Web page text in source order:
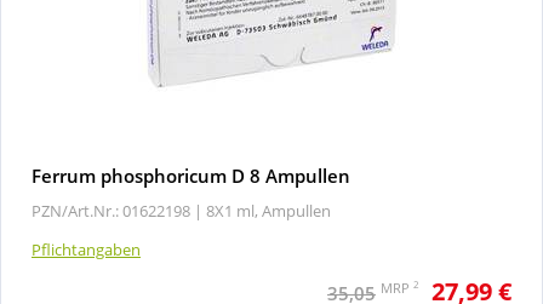
Ferrum phosphoricum D 8 Ampullen
PZN/Art.Nr.: 01622198 | 8X1 ml, Ampullen
Pflichtangaben
35,05 MRP 2 27,99 €